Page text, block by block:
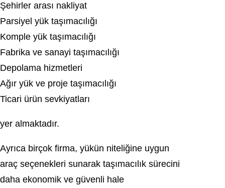
Şehirler arası nakliyat
Parsiyel yük taşımacılığı
Komple yük taşımacılığı
Fabrika ve sanayi taşımacılığı
Depolama hizmetleri
Ağır yük ve proje taşımacılığı
Ticari ürün sevkiyatları
yer almaktadır.
Ayrıca birçok firma, yükün niteliğine uygun
araç seçenekleri sunarak taşımacılık sürecini
daha ekonomik ve güvenli hale